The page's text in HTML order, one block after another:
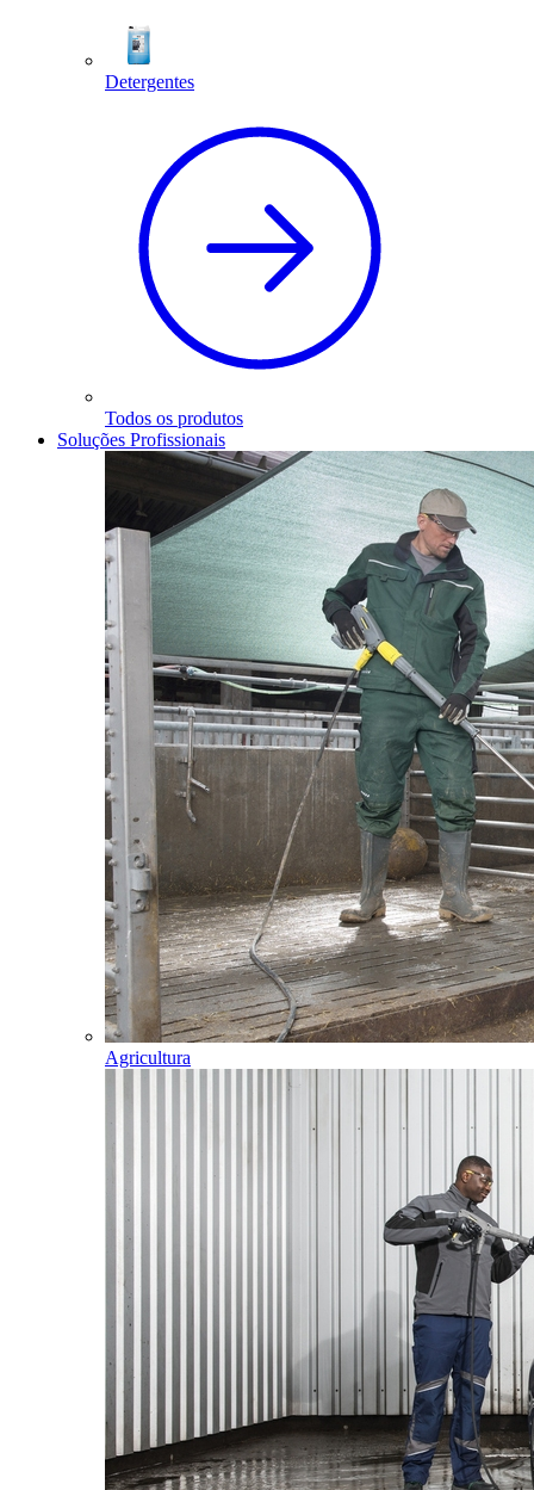
Detergentes
Todos os produtos
Soluções Profissionais
Agricultura